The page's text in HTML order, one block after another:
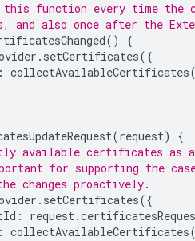
this function every time
and also once after the
()
{
. setCertificates({
: collectAvailableCertificates
(request)
{
available certificates as a
for supporting the
changes proactively.
. setCertificates({
: request.
: collectAvailableCertificates